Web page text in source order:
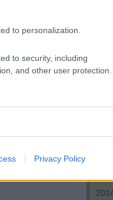
to personalization.
to security, including
and other user protection.
Privacy Policy